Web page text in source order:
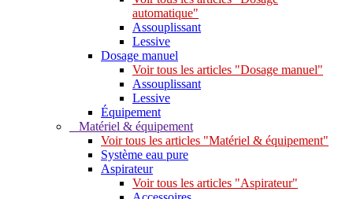
automatique"
Assouplissant
Lessive
Dosage manuel
Voir tous les articles "Dosage manuel"
Assouplissant
Lessive
Équipement
Matériel & équipement
Voir tous les articles "Matériel & équipement"
Système eau pure
Aspirateur
Voir tous les articles "Aspirateur"